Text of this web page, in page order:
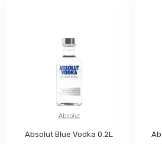
Absolut
Absolut Blue Vodka 0.2L